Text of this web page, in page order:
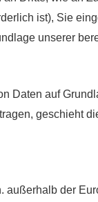
ist), Sie
unserer
Daten auf
geschieht
außerhalb der